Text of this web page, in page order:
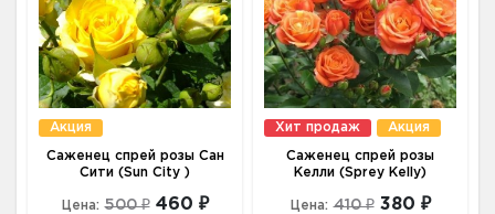
Акция
Саженец спрей розы Сан
Сити (Sun City )
Цена: 500 ₽ 460 ₽
Хит продаж Акция
Саженец спрей розы
Келли (Sprey Kelly)
Цена: 410 ₽ 380 ₽